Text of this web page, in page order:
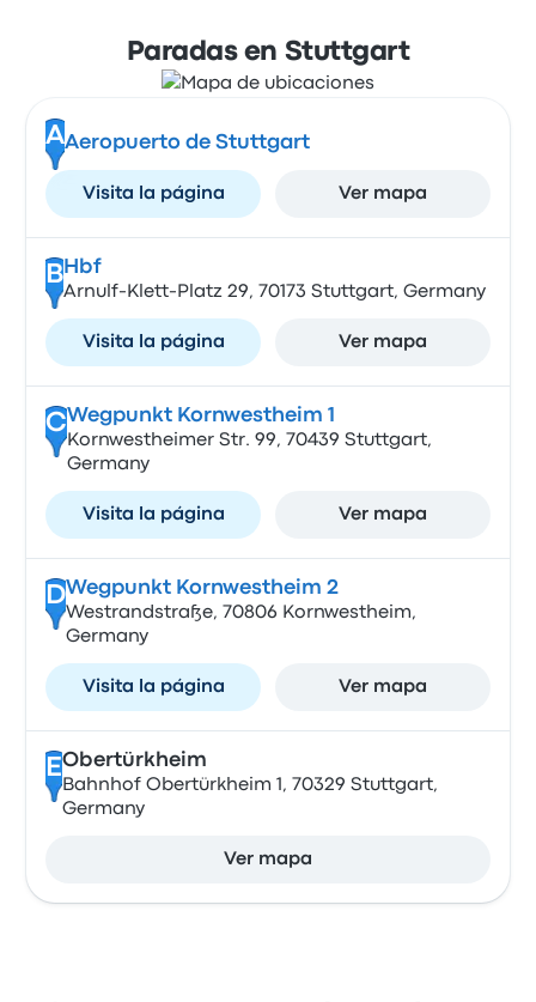
Paradas en Stuttgart
AAeropuerto de Stuttgart
Visita la página Ver mapa
B Hbf
Arnulf-Klett-Platz 29, 70173 Stuttgart, Germany
Visita la página Ver mapa
CWegpunkt Kornwestheim 1
Kornwestheimer Str. 99, 70439 Stuttgart,
Germany
Visita la página Ver mapa
DWegpunkt Kornwestheim 2
Westrandstraße, 70806 Kornwestheim,
Germany
Visita la página Ver mapa
EObertürkheim
Bahnhof Obertürkheim 1, 70329 Stuttgart,
Germany
Ver mapa